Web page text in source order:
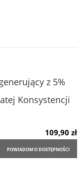
z 5%
Konsystencji
109,90 zł
POWIADOM O DOSTĘPNOŚCI